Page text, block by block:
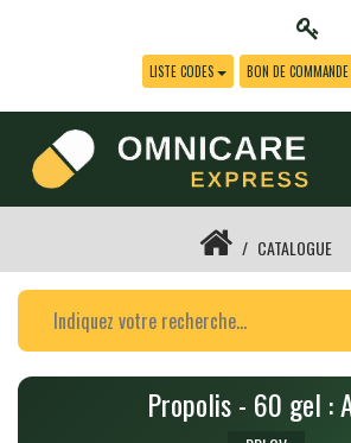
LISTE CODES BON DE COMMANDE
CATALOGUE
Propolis - 60 gel :